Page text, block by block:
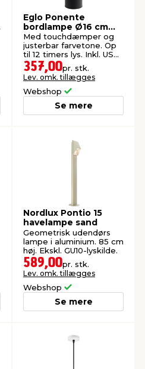
Eglo Ponente
bordlampe Ø16 cm
sort genopladelig
Med touchdæmper og
justerbar farvetone. Op
til 12 timers lys. Inkl. USB-
C-kabel.
357,00pr. stk.
Lev. omk. tillægges
Webshop
Se mere
Nordlux Pontio 15
havelampe sand
Geometrisk udendørs
lampe i aluminium. 85 cm
høj. Ekskl. GU10-lyskilde.
589,00pr. stk.
Lev. omk. tillægges
Webshop
Se mere